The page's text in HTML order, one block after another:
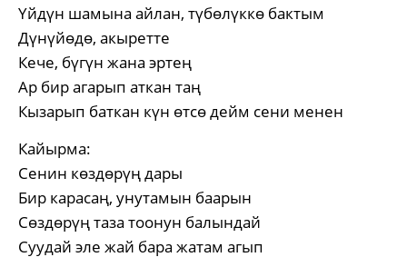
Үйдүн шамына айлан, түбөлүккө бактым
Дүнүйөдө, акыретте
Кече, бүгүн жана эртең
Ар бир агарып аткан таң
Кызарып баткан күн өтсө дейм сени менен
Кайырма:
Сенин көздөрүң дары
Бир карасаң, унутамын баарын
Сөздөрүң таза тоонун балындай
Суудай эле жай бара жатам агып